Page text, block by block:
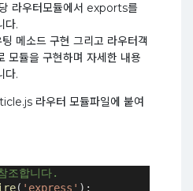
라우터모듈에서 exports를
다.
메소드 구현 그리고 라우터객
모듈을 구현하며 자세한 내용
다.
라우터 모듈파일에 붙여
조합니다.
( 'express' );